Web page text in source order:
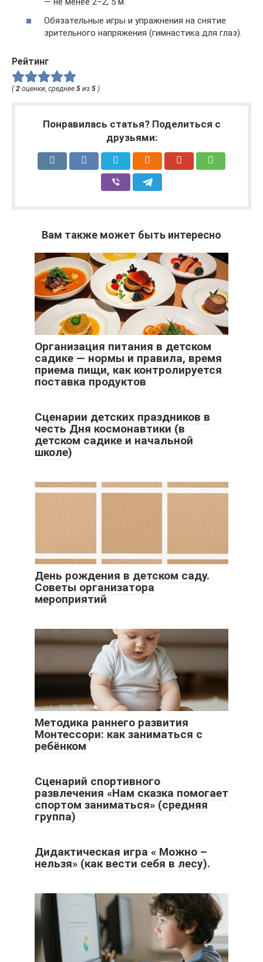
Обязательные игры и упражнения на снятие
зрительного напряжения (гимнастика для глаз).
Рейтинг
( 2 оценки, среднее 5 из 5 )
Понравилась статья? Поделиться с
друзьями:
Вам также может быть интересно
Организация питания в детском
садике — нормы и правила, время
приема пищи, как контролируется
поставка продуктов
Сценарии детских праздников в
честь Дня космонавтики (в
детском садике и начальной
школе)
День рождения в детском саду.
Советы организатора
мероприятий
Методика раннего развития
Монтессори: как заниматься с
ребёнком
Сценарий спортивного
развлечения «Нам сказка помогает
спортом заниматься» (средняя
группа)
Дидактическая игра « Можно –
нельзя» (как вести себя в лесу).